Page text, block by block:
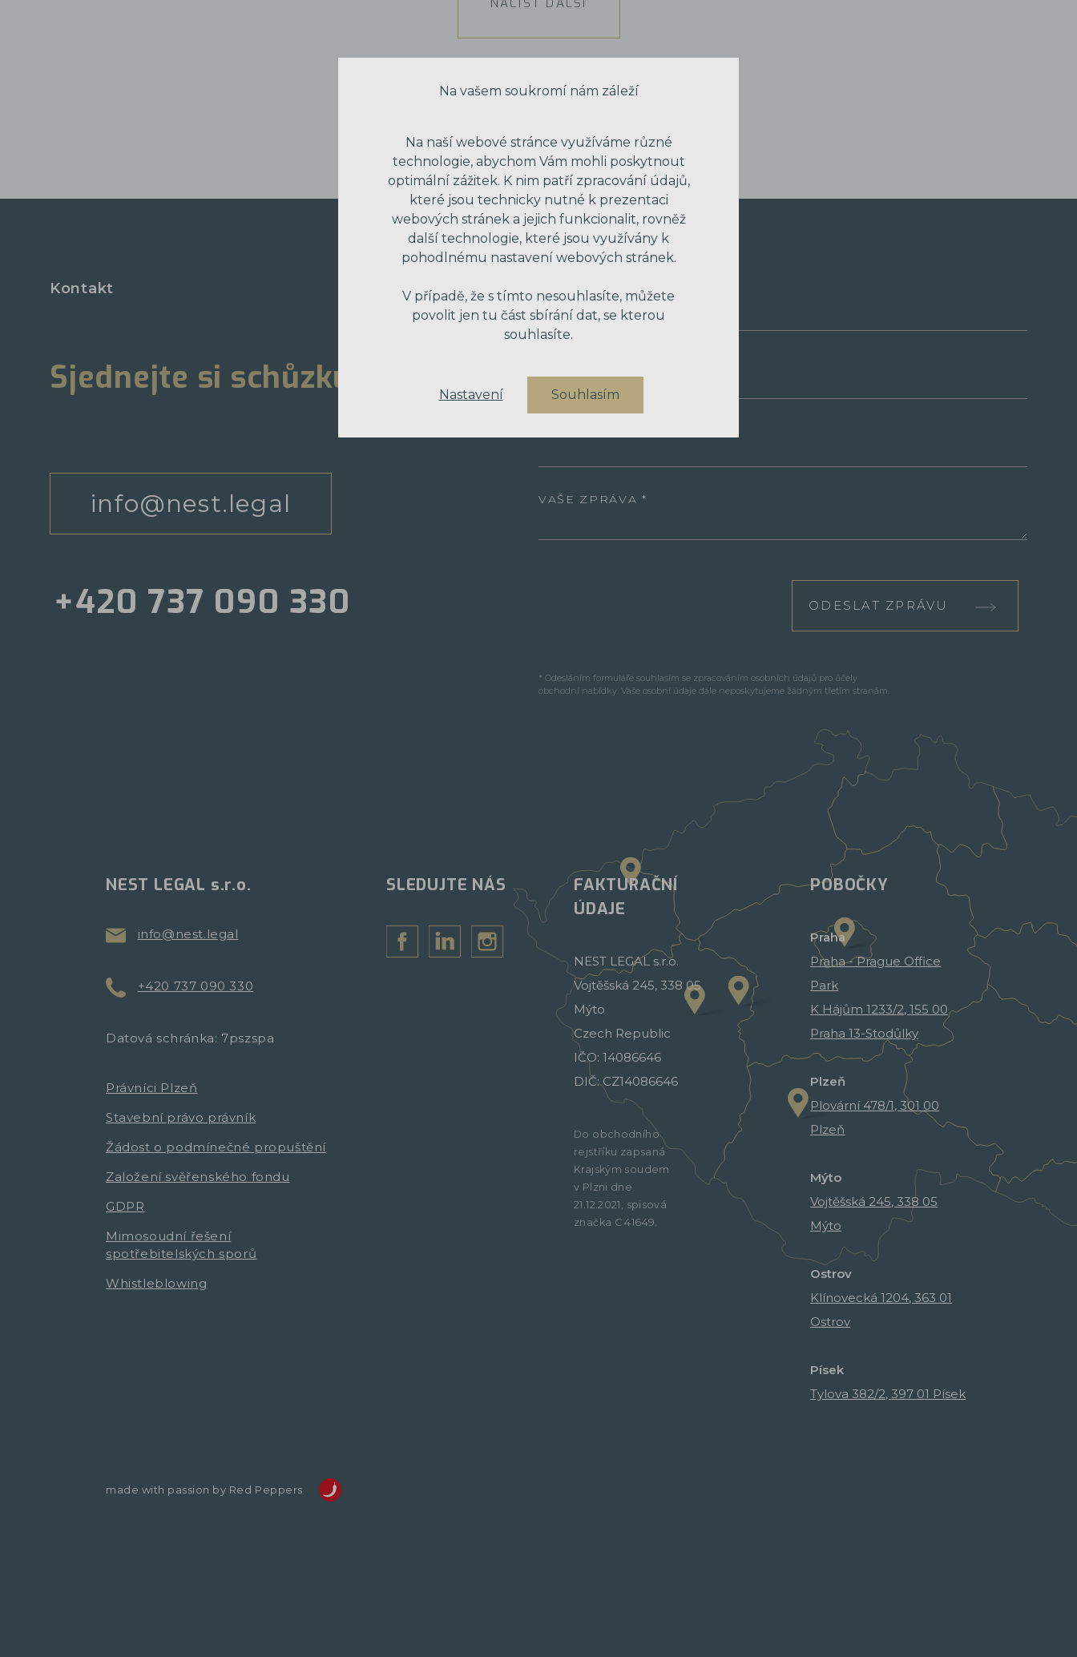
NAČÍST DALŠÍ
Kontakt
Sjednejte si schůzku
info@nest.legal
+420 737 090 330
VAŠE JMÉNO
VAŠE ZPRÁVA
ODESLAT ZPRÁVU
* Odesláním formuláře souhlasím se zpracováním osobních údajů pro účely
obchodní nabídky. Vaše osobní údaje dále neposkytujeme žádným třetím stranám.
NEST LEGAL s.r.o.
info@nest.legal
+420 737 090 330
Datová schránka: 7pszspa
Právníci Plzeň
Stavební právo právník
Žádost o podmínečné propuštění
Založení svěřenského fondu
GDPR
Mimosoudní řešení
spotřebitelských sporů
Whistleblowing
SLEDUJTE NÁS
FAKTURAČNÍ
ÚDAJE
NEST LEGAL s.r.o.
Vojtěšská 245, 338 05
Mýto
Czech Republic
IČO: 14086646
DIČ: CZ14086646
Do obchodního
rejstříku zapsaná
Krajským soudem
v Plzni dne
21.12.2021, spisová
značka C 41649.
POBOČKY
Praha
Praha - Prague Office
Park
K Hájům 1233/2, 155 00
Praha 13-Stodůlky
Plzeň
Plovární 478/1, 301 00
Plzeň
Mýto
Vojtěšská 245, 338 05
Mýto
Ostrov
Klínovecká 1204, 363 01
Ostrov
Písek
Tylova 382/2, 397 01 Písek
made with passion by Red Peppers
Na vašem soukromí nám záleží
Na naší webové stránce využíváme různé
technologie, abychom Vám mohli poskytnout
optimální zážitek. K nim patří zpracování údajů,
které jsou technicky nutné k prezentaci
webových stránek a jejich funkcionalit, rovněž
další technologie, které jsou využívány k
pohodlnému nastavení webových stránek.
V případě, že s tímto nesouhlasíte, můžete
povolit jen tu část sbírání dat, se kterou
souhlasíte.
Nastavení Souhlasím